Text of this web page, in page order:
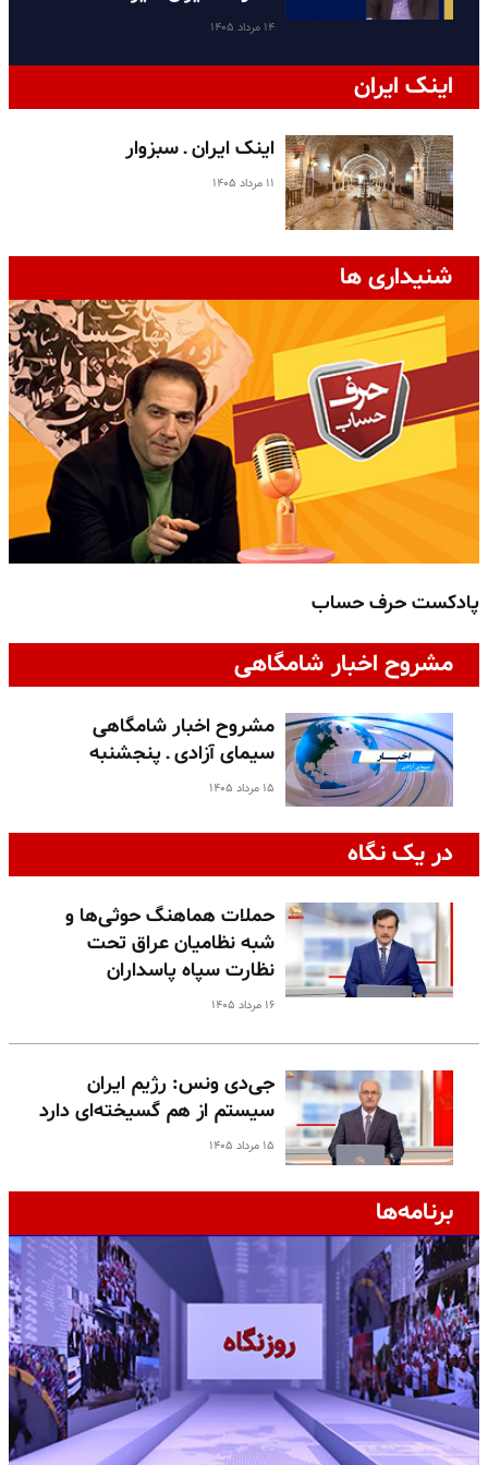
۱۴ مرداد ۱۴۰۵
اینک ایران
اینک ایران ـ سبزوار
۱۱ مرداد ۱۴۰۵
شنیداری ها
پادکست حرف حساب
مشروح اخبار شامگاهی
مشروح اخبار شامگاهی
سیمای آزادی ـ پنجشنبه
۱۵ مرداد ۱۴۰۵
در یک نگاه
حملات هماهنگ حوثی‌ها و
شبه نظامیان عراق تحت
نظارت سپاه پاسداران
۱۶ مرداد ۱۴۰۵
جی‌دی ونس: رژیم ایران
سیستم از هم گسیخته‌ای دارد
۱۵ مرداد ۱۴۰۵
برنامه‌ها